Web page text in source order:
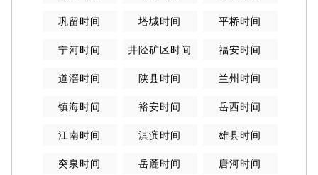
巩留时间 塔城时间 平桥时间
宁河时间 井陉矿区时间 福安时间
道滘时间 陕县时间 兰州时间
镇海时间 裕安时间 岳西时间
江南时间 淇滨时间 雄县时间
突泉时间 岳麓时间 唐河时间